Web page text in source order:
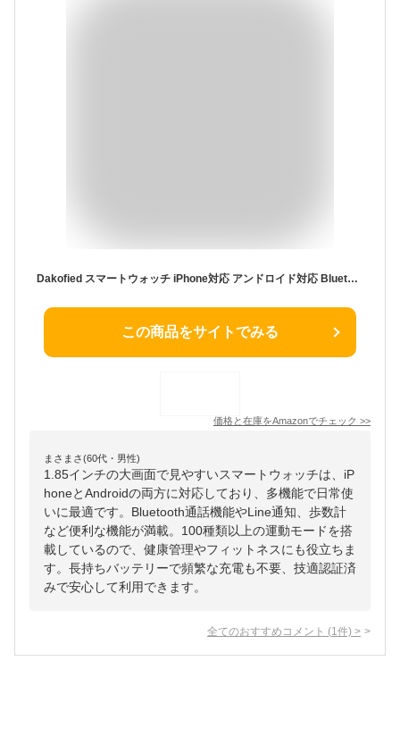
Dakofied スマートウォッチ iPhone対応 アンドロイド対応 Bluetooth通話 歩数計 Line通知 レディース メンズ 腕時計 Smart Watch 1.85インチ画面 100+種類運動モード 長持ちバッテリー 技適認証済み
この商品をサイトでみる
価格と在庫をAmazonでチェック >>
まさまさ(60代・男性)
1.85インチの大画面で見やすいスマートウォッチは、iP
honeとAndroidの両方に対応しており、多機能で日常使
いに最適です。Bluetooth通話機能やLine通知、歩数計
など便利な機能が満載。100種類以上の運動モードを搭
載しているので、健康管理やフィットネスにも役立ちま
す。長持ちバッテリーで頻繁な充電も不要、技適認証済
みで安心して利用できます。
全てのおすすめコメント (1 件) >